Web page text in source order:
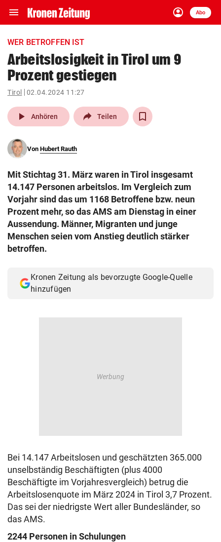
menu Navigation
ein-/ausklappen
account_circle
Anmelden
Abo
close Schließen
account_circle Anmelden
pin_drop
Wien arrow_right
search
eingeben
© Krone Multimedia GmbH & Co KG 2026
Muthgasse 2, 1190 Wien
WER BETROFFEN IST
Arbeitslosigkeit in Tirol um 9
Prozent gestiegen
Tirol 02.04.2024 11:27
play_arrow Anhören Teilen
Von Hubert Rauth
Mit Stichtag 31. März waren in Tirol insgesamt
14.147 Personen arbeitslos. Im Vergleich zum
Vorjahr sind das um 1168 Betroffene bzw. neun
Prozent mehr, so das AMS am Dienstag in einer
Aussendung. Männer, Migranten und junge
Menschen seien vom Anstieg deutlich stärker
betroffen.
Kronen Zeitung als bevorzugte Google-Quelle
hinzufügen
Bei 14.147 Arbeitslosen und geschätzten 365.000
unselbständig Beschäftigten (plus 4000
Beschäftigte im Vorjahresvergleich) betrug die
Arbeitslosenquote im März 2024 in Tirol 3,7 Prozent.
Das sei der niedrigste Wert aller Bundesländer, so
das AMS.
2244 Personen in Schulungen